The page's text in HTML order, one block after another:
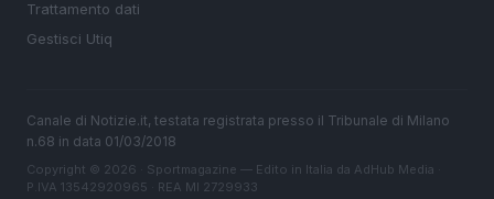
Trattamento dati
Gestisci Utiq
Canale di Notizie.it, testata registrata presso il Tribunale di Milano
n.68 in data 01/03/2018
Copyright © 2026 · Sportmagazine — Edito in Italia da AdHub Media
P.IVA 13542920965 · REA MI 2729933